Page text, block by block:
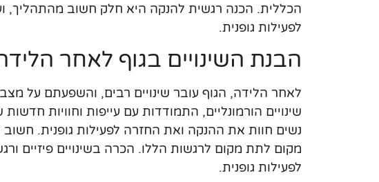
הכללית. הכנה רגשית להנקה היא חלק חשוב מהתהליך,
לפעילות גופנית.
הבנת השינויים בגוף לאחר
לאחר הלידה, הגוף עובר שינויים רבים, והשפעתם על
שינויים הורמונליים, התמודדות עם עייפות וחוויות
נשים חוות את ההנקה ואת החזרה לפעילות גופנית. חשוב
מקום לתת מקום לרגשות הללו. הכרה בשינויים פיזיים
לפעילות גופנית.